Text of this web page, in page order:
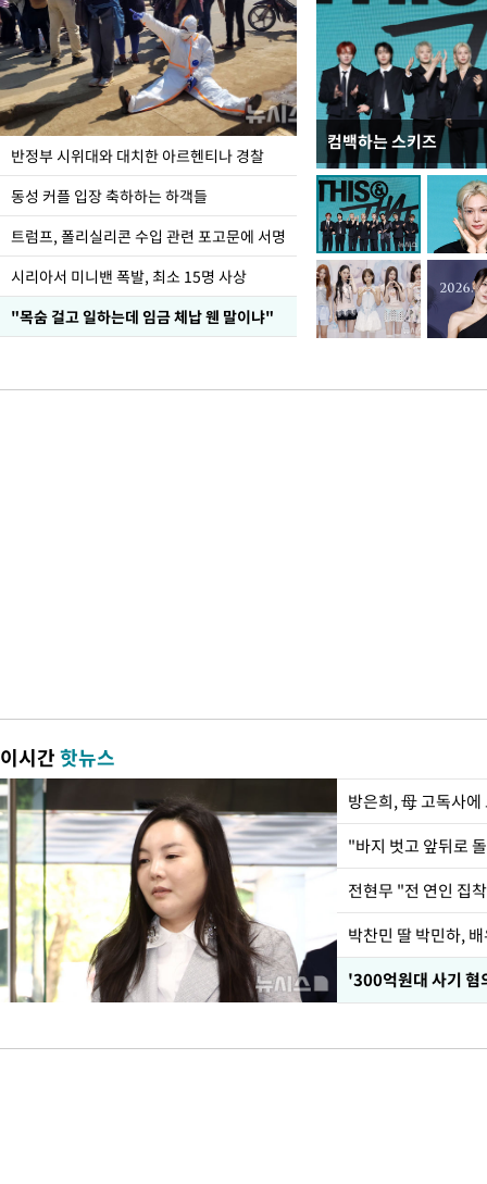
반정부 시위대와 대치한 아르헨티나 경찰
동성 커플 입장 축하하는 하객들
트럼프, 폴리실리콘 수입 관련 포고문에 서명
시리아서 미니밴 폭발, 최소 15명 사상
"목숨 걸고 일하는데 임금 체납 웬 말이냐"
컴백하는 스키즈
입추 코앞인데 전국엔
이시간핫뉴스
방은희, 母 고독사
전현무 "전 연인 집
'300억원대 사기 혐